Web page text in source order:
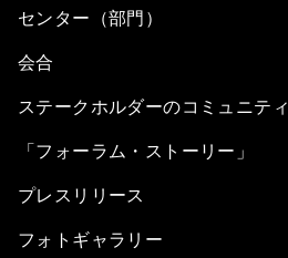
センター（部門）
会合
ステークホルダーのコミュニティ
「フォーラム・ストーリー」
プレスリリース
フォトギャラリー